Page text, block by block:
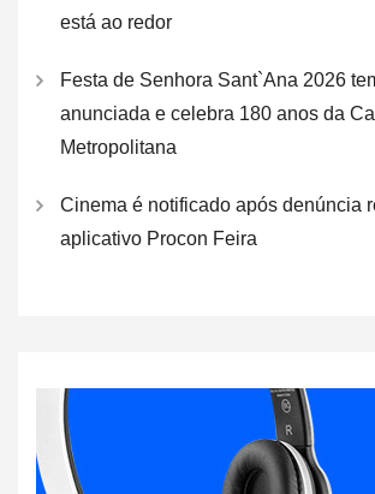
está ao redor
Festa de Senhora Sant`Ana 2026
anunciada e celebra 180 anos da
Metropolitana
Cinema é notificado após denúncia
aplicativo Procon Feira